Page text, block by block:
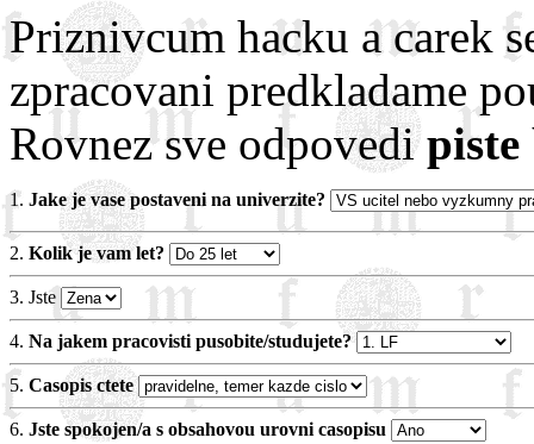
Priznivcum hacku a carek
zpracovani predkladame
Rovnez sve odpovedi
1. Jake je vase postaveni na univerzite?
2. Kolik je vam let?
3. Jste
4. Na jakem pracovisti pusobite/studujete?
5. Casopis ctete
6. Jste spokojen/a s obsahovou urovni casopisu